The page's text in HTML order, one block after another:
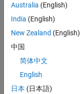
return
the list
sorted
in
descending
order of
absolute
value of
Australia (English)
India (English)
New Zealand (English)
中国
简体中文
English
日本 (日本語)